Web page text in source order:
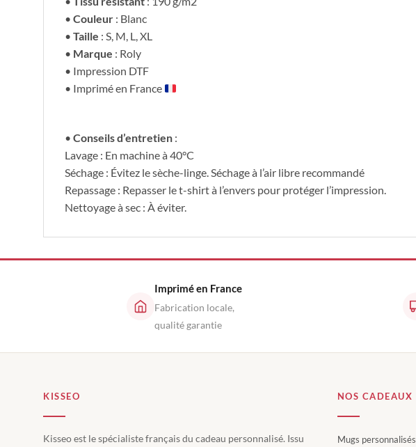
• Couleur : Blanc
• Taille : S, M, L, XL
• Marque : Roly
• Impression DTF
• Imprimé en France
• Conseils d’entretien :
Lavage : En machine à 40°C
Séchage : Évitez le sèche-linge. Séchage à l’air libre recommandé
Repassage : Repasser le t-shirt à l’envers pour protéger l’impression.
Nettoyage à sec : À éviter.
Imprimé en France
Fabrication locale,
qualité garantie
KISSEO
Kisseo est le spécialiste français du cadeau personnalisé. Issu
NOS CADEAUX
Mugs personnalisés